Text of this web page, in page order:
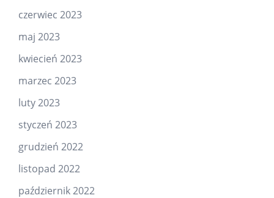
czerwiec 2023
maj 2023
kwiecień 2023
marzec 2023
luty 2023
styczeń 2023
grudzień 2022
listopad 2022
październik 2022